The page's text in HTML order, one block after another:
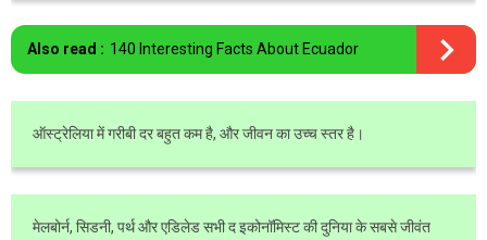
Also read : 140 Interesting Facts About Ecuador
ऑस्ट्रेलिया में गरीबी दर बहुत कम है, और जीवन का उच्च स्तर है।
मेलबोर्न, सिडनी, पर्थ और एडिलेड सभी द इकोनॉमिस्ट की दुनिया के सबसे जीवंत